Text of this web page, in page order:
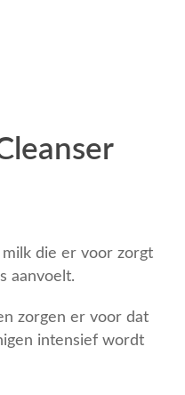
die er voor zorgt
aanvoelt.
zorgen er voor dat
intensief wordt